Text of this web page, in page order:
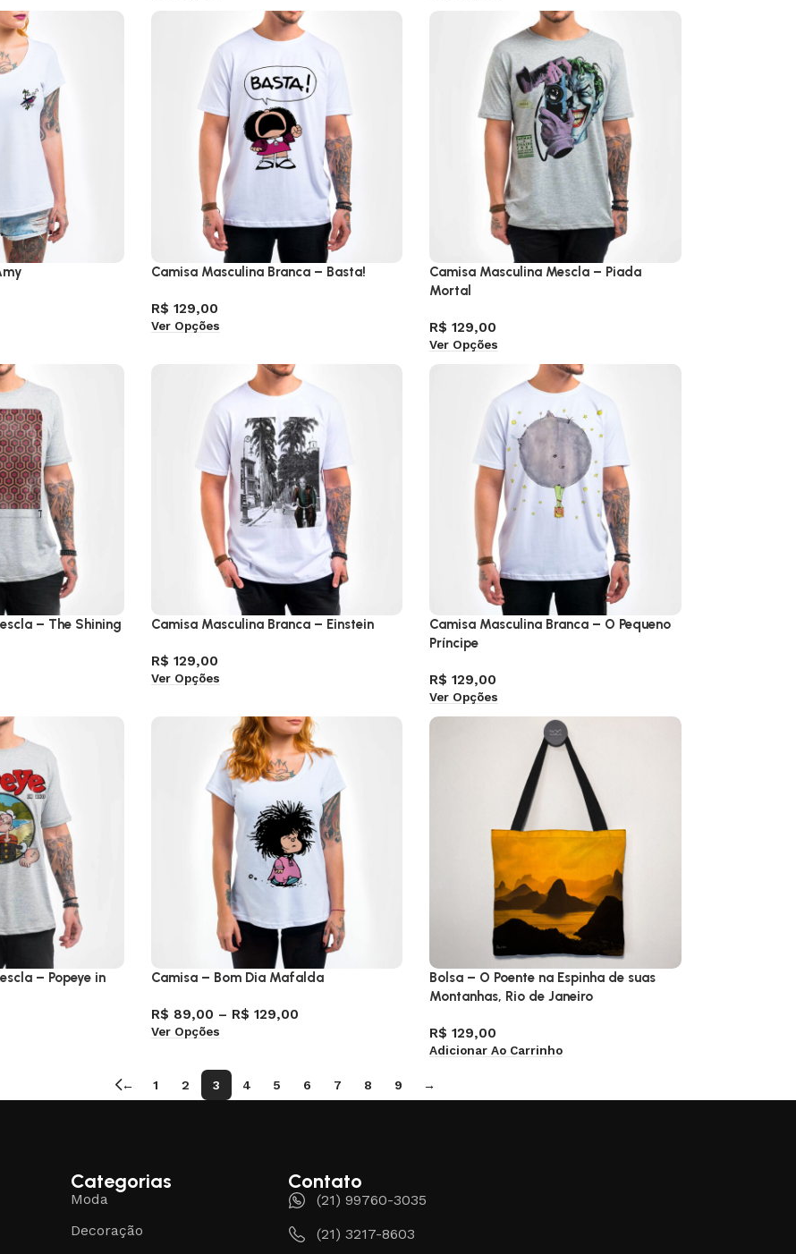
Camisa Masculina Branca – Basta!
R$ 129,00
Ver Opções
Camisa Masculina Mescla – Piada
Mortal
R$ 129,00
Ver Opções
– The Shining Camisa Masculina Branca – Einstein
R$ 129,00
Ver Opções
Camisa Masculina Branca – O Pequeno
Príncipe
R$ 129,00
Ver Opções
– Popeye in
Camisa – Bom Dia Mafalda
R$ 89,00 – R$ 129,00
Ver Opções
Bolsa – O Poente na Espinha de suas
Montanhas, Rio de Janeiro
R$ 129,00
Adicionar Ao Carrinho
← 1 2 3 4 5 6 7 8 9 →
Categorias
Moda
Decoração
Contato
(21) 99760-3035
(21) 3217-8603